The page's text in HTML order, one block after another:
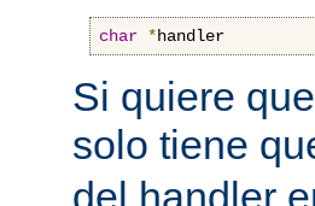
char *handler
Si quiere
solo tiene
del handler